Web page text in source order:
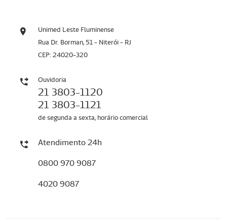
Unimed Leste Fluminense
Rua Dr. Borman, 51 - Niterói - RJ
CEP: 24020-320
Ouvidoria
21 3803-1120
21 3803-1121
de segunda a sexta, horário comercial
Atendimento 24h
0800 970 9087
4020 9087